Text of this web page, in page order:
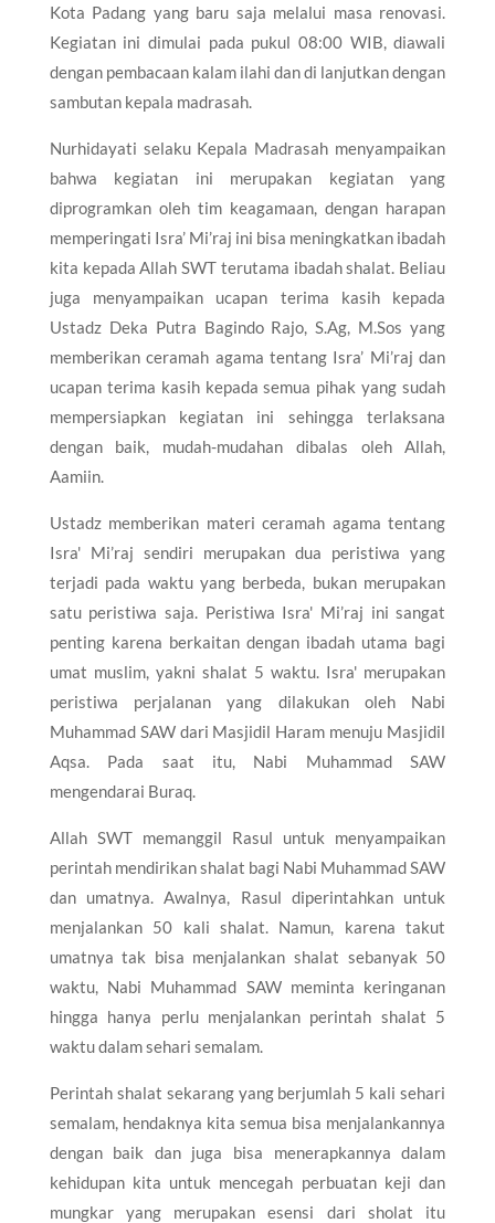
Kota Padang yang baru saja melalui masa renovasi.
Kegiatan ini dimulai pada pukul 08:00 WIB, diawali
dengan pembacaan kalam ilahi dan di lanjutkan dengan
sambutan kepala madrasah.
Nurhidayati selaku Kepala Madrasah menyampaikan
bahwa kegiatan ini merupakan kegiatan yang
diprogramkan oleh tim keagamaan, dengan harapan
memperingati Isra’ Mi’raj ini bisa meningkatkan ibadah
kita kepada Allah SWT terutama ibadah shalat. Beliau
juga menyampaikan ucapan terima kasih kepada
Ustadz Deka Putra Bagindo Rajo, S.Ag, M.Sos yang
memberikan ceramah agama tentang Isra’ Mi’raj dan
ucapan terima kasih kepada semua pihak yang sudah
mempersiapkan kegiatan ini sehingga terlaksana
dengan baik, mudah-mudahan dibalas oleh Allah,
Aamiin.
Ustadz memberikan materi ceramah agama tentang
Isra' Mi’raj sendiri merupakan dua peristiwa yang
terjadi pada waktu yang berbeda, bukan merupakan
satu peristiwa saja. Peristiwa Isra' Mi’raj ini sangat
penting karena berkaitan dengan ibadah utama bagi
umat muslim, yakni shalat 5 waktu. Isra' merupakan
peristiwa perjalanan yang dilakukan oleh Nabi
Muhammad SAW dari Masjidil Haram menuju Masjidil
Aqsa. Pada saat itu, Nabi Muhammad SAW
mengendarai Buraq.
Allah SWT memanggil Rasul untuk menyampaikan
perintah mendirikan shalat bagi Nabi Muhammad SAW
dan umatnya. Awalnya, Rasul diperintahkan untuk
menjalankan 50 kali shalat. Namun, karena takut
umatnya tak bisa menjalankan shalat sebanyak 50
waktu, Nabi Muhammad SAW meminta keringanan
hingga hanya perlu menjalankan perintah shalat 5
waktu dalam sehari semalam.
Perintah shalat sekarang yang berjumlah 5 kali sehari
semalam, hendaknya kita semua bisa menjalankannya
dengan baik dan juga bisa menerapkannya dalam
kehidupan kita untuk mencegah perbuatan keji dan
mungkar yang merupakan esensi dari sholat itu